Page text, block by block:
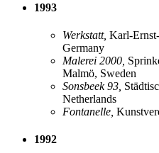
1993
Werkstatt, Karl-
Germany
Malerei 2000,
Malmö, Sweden
Sonsbeek 93,
Netherlands
Fontanelle,
1992